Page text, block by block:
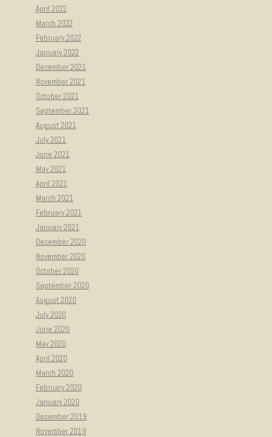
April 2022
March 2022
February 2022
January 2022
December 2021
November 2021
October 2021
September 2021
August 2021
July 2021
June 2021
May 2021
April 2021
March 2021
February 2021
January 2021
December 2020
November 2020
October 2020
September 2020
August 2020
July 2020
June 2020
May 2020
April 2020
March 2020
February 2020
January 2020
December 2019
November 2019